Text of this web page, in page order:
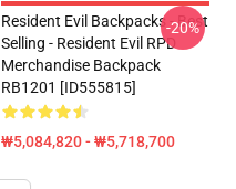
Resident Evil Backpacks - Best
Selling - Resident Evil RPD
Merchandise Backpack
RB1201 [ID555815]
₩5,084,820 - ₩5,718,700
-20%